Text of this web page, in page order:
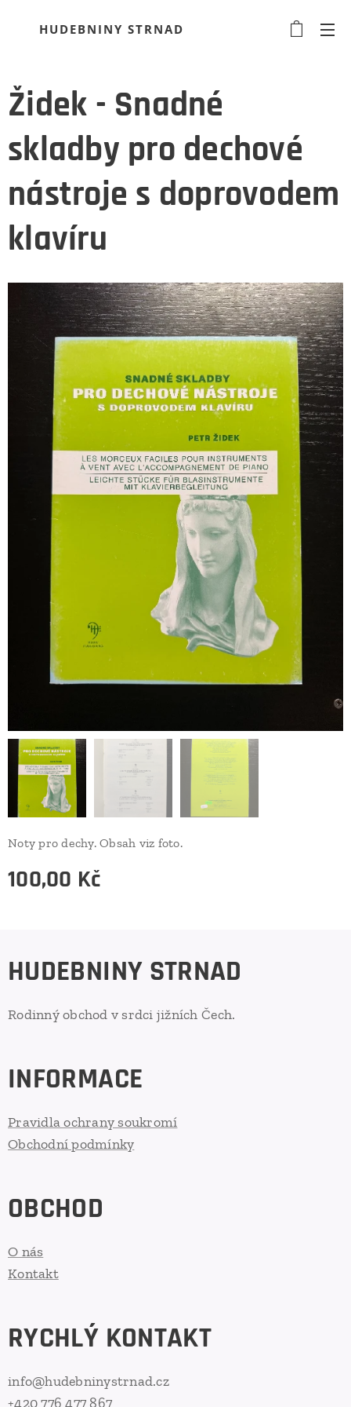
HUDEBNINY STRNAD
Židek - Snadné
skladby pro dechové
nástroje s doprovodem
klavíru
Noty pro dechy. Obsah viz foto.
100,00 Kč
HUDEBNINY STRNAD
Rodinný obchod v srdci jižních Čech.
INFORMACE
Pravidla ochrany soukromí
Obchodní podmínky
OBCHOD
O nás
Kontakt
RYCHLÝ KONTAKT
info@hudebninystrnad.cz
+420 776 477 867